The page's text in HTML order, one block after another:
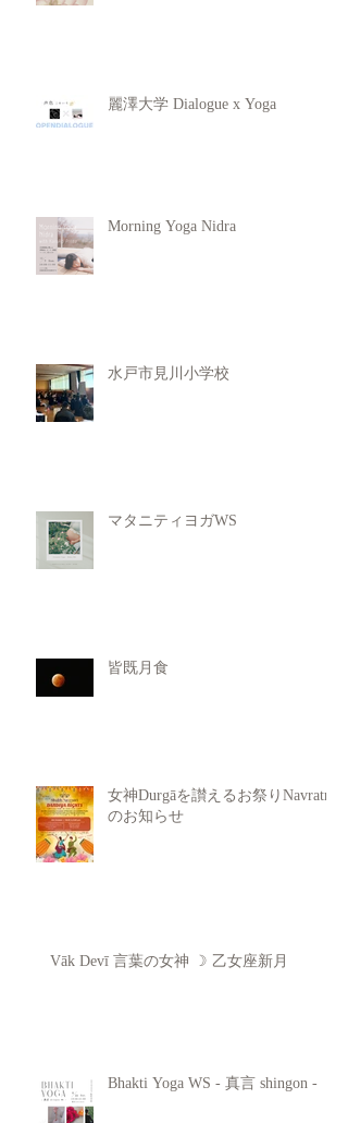
麗澤大学 Dialogue x Yoga
Morning Yoga Nidra
水戸市見川小学校
マタニティヨガWS
皆既月食
女神Durgāを讃えるお祭りNavratri
のお知らせ
Vāk Devī 言葉の女神 ☽ 乙女座新月
Bhakti Yoga WS - 真言 shingon -